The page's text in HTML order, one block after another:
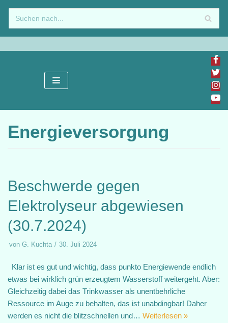
Zum
Inhalt
springen
Energieversorgung
Beschwerde gegen
Elektrolyseur abgewiesen
(30.7.2024)
von G. Kuchta 30. Juli 2024
Klar ist es gut und wichtig, dass punkto Energiewende endlich
etwas bei wirklich grün erzeugtem Wasserstoff weitergeht. Aber:
Gleichzeitig dabei das Trinkwasser als unentbehrliche
Ressource im Auge zu behalten, das ist unabdingbar! Daher
werden es nicht die blitzschnellen und… Weiterlesen »